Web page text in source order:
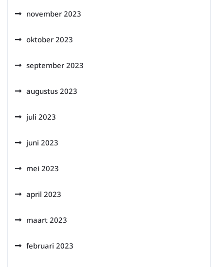
november 2023
oktober 2023
september 2023
augustus 2023
juli 2023
juni 2023
mei 2023
april 2023
maart 2023
februari 2023